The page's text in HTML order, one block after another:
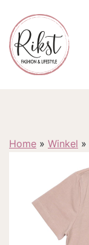
Home » Winkel »